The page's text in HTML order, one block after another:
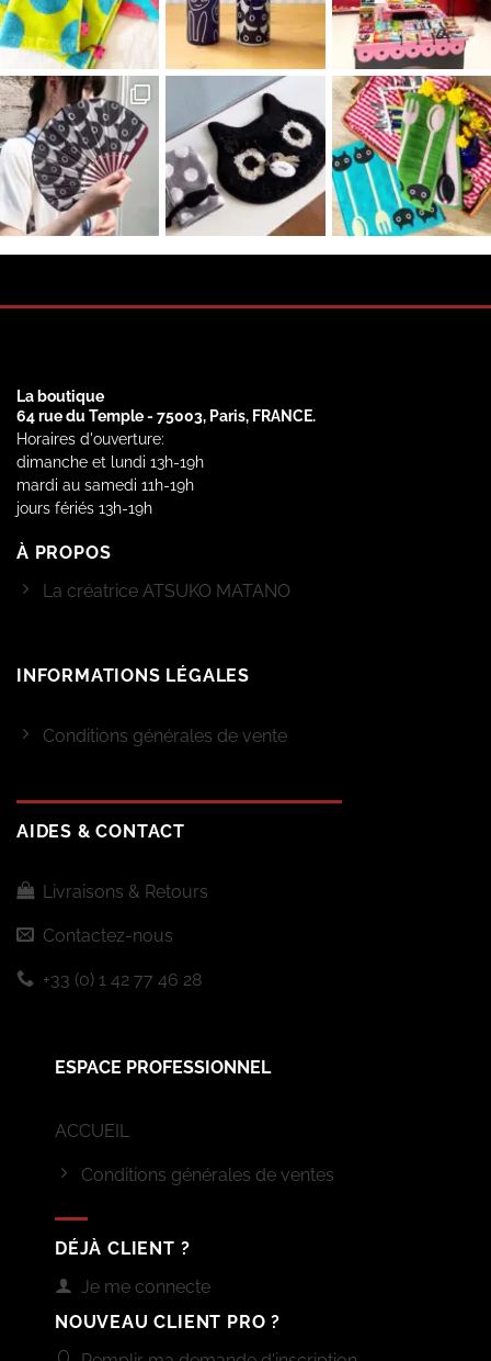
La boutique
64 rue du Temple - 75003, Paris, FRANCE.
Horaires d'ouverture:
dimanche et lundi 13h-19h
mardi au samedi 11h-19h
jours fériés 13h-19h
À PROPOS
La créatrice ATSUKO MATANO
INFORMATIONS LÉGALES
Conditions générales de vente
AIDES & CONTACT
Livraisons & Retours
Contactez-nous
+33 (0) 1 42 77 46 28
ESPACE PROFESSIONNEL
ACCUEIL
Conditions générales de ventes
DÉJÀ CLIENT ?
Je me connecte
NOUVEAU CLIENT PRO ?